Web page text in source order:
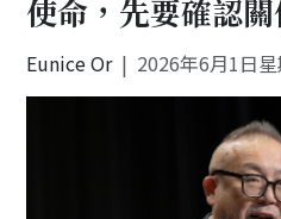
使命，先要確認
Eunice Or 2026年6月1日